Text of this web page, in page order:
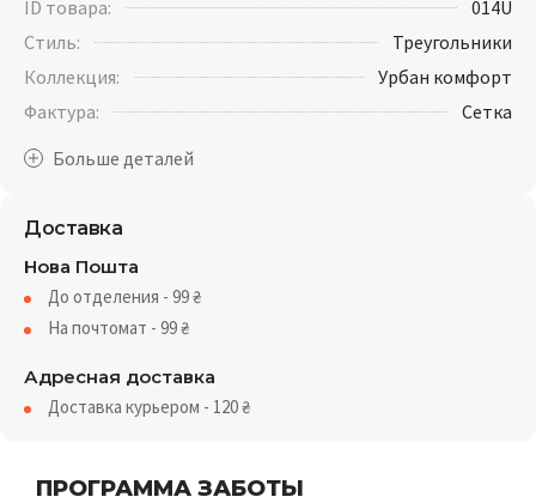
ПРОГРАММА ЗАБОТЫ
ID товара:
014U
Стиль:
Треугольники
Коллекция:
Урбан комфорт
Фактура:
Cетка
Доставка
Нова Пошта
До отделения - 99₴
На почтомат - 99₴
Адресная доставка
Доставка курьером - 120₴